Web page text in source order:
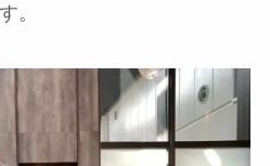
。